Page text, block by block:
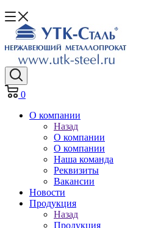
0
О компании
Назад
О компании
О компании
Наша команда
Реквизиты
Вакансии
Новости
Продукция
Назад
Продукция